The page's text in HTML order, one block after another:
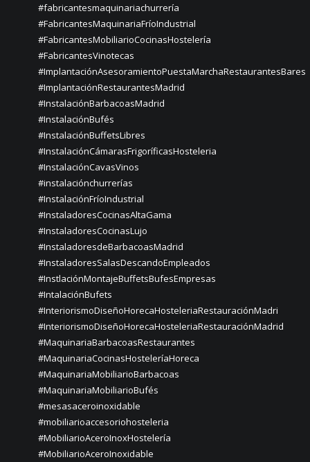
#fabricantesmaquinariachurrería
#FabricantesMaquinariaFríoIndustrial
#FabricantesMobiliarioCocinasHostelería
#FabricantesVinotecas
#ImplantaciónAsesoramientoPuestaMarchaRestaurantesBares
#ImplantaciónRestaurantesMadrid
#InstalaciónBarbacoasMadrid
#InstalaciónBufés
#InstalaciónBuffetsLibres
#InstalaciónCámarasFrigoríficasHosteleria
#InstalaciónCavasVinos
#instalaciónchurrerías
#InstalaciónFríoIndustrial
#InstaladoresCocinasAltaGama
#InstaladoresCocinasLujo
#InstaladoresdeBarbacoasMadrid
#InstaladoresSalasDescandoEmpleados
#InstlaciónMontajeBuffetsBufesEmpresas
#IntalaciónBufets
#InteriorismoDiseñoHorecaHosteleriaRestauraciónMadri
#InteriorismoDiseñoHorecaHosteleriaRestauraciónMadrid
#MaquinariaBarbacoasRestaurantes
#MaquinariaCocinasHosteleríaHoreca
#MaquinariaMobiliarioBarbacoas
#MaquinariaMobiliarioBufés
#mesasaceroinoxidable
#mobiliarioaccesoriohosteleria
#MobiliarioAceroInoxHostelería
#MobiliarioAceroInoxidable